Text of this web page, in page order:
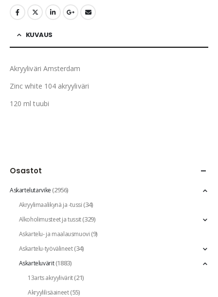
KUVAUS
Akryyliväri Amsterdam
Zinc white 104 akryyliväri
120 ml tuubi
Osastot
Askartelutarvike(2956)
Akryylimaalikynä ja -tussi(34)
Alkoholimusteet ja tussit(329)
Askartelu- ja maalausmuovi(9)
Askartelu-työvälineet(34)
Askarteluvärit(1883)
13arts akryylivärit(21)
Akryylilisäaineet(55)